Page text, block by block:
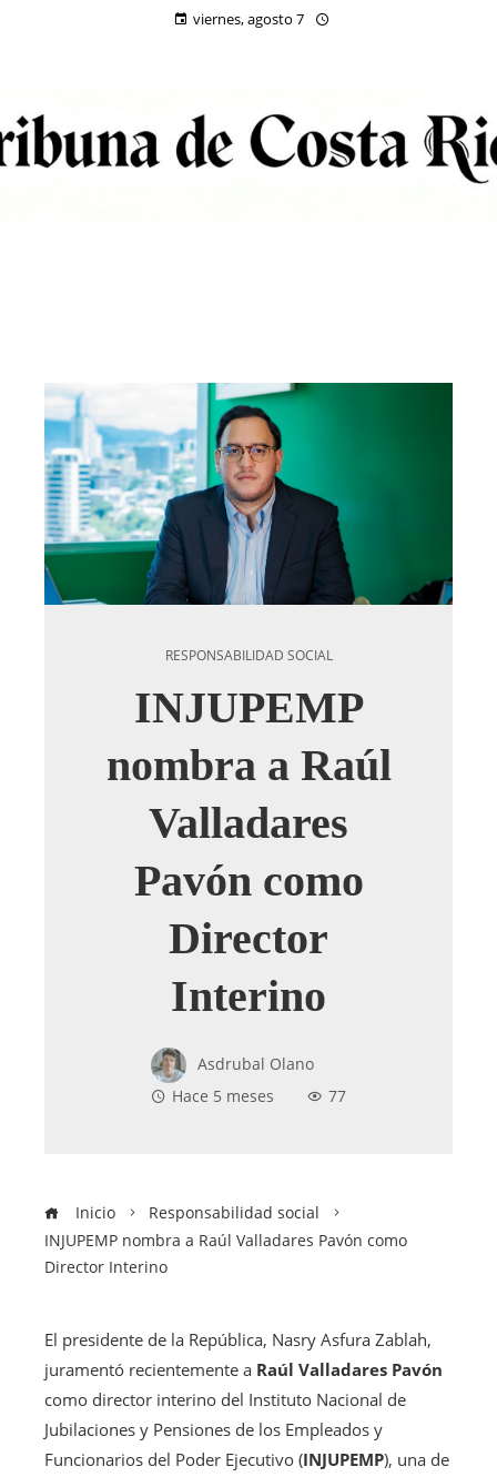
viernes, agosto 7
RESPONSABILIDAD SOCIAL
INJUPEMP
nombra a Raúl
Valladares
Pavón como
Director
Interino
Asdrubal Olano
Hace 5 meses
77
Inicio
Responsabilidad social
INJUPEMP nombra a Raúl Valladares Pavón como
Director Interino
El presidente de la República, Nasry Asfura Zablah,
juramentó recientemente a Raúl Valladares Pavón
como director interino del Instituto Nacional de
Jubilaciones y Pensiones de los Empleados y
Funcionarios del Poder Ejecutivo (INJUPEMP), una de